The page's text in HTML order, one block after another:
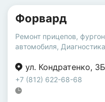
Форвард
Ремонт прицепов,
автомобиля,
ул. Кондратенко, 3Б
+7 (812) 622-68-68